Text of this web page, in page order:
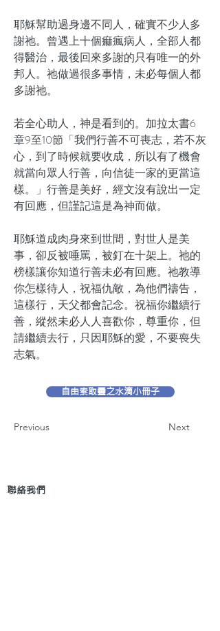
耶穌幫助過身邊不同人，確實不少人多
謝祂。曾遇上十個痲瘋病人，全部人都
得醫治，最後回來多謝的只有唯一的外
邦人。祂做過很多事情，未必每個人都
多謝祂。
若全心助人，神是看到的。加拉太書6
章9至10節「我們行善不可喪志，若不灰
心，到了時候就要收成，所以有了機會
就當向眾人行善，向信徒一家的更當這
樣。」行善是美好，經文沒有說出一定
有回應，但謹記這是為神而做。
耶穌道成肉身來到世間，對世人是美
事，卻反被唾罵，被釘在十架上。祂的
榜樣讓你知道行善未必有回應。祂教導
你怎樣待人，祝福仇敵，為他們禱告，
這樣行，天父都會記念。祝福你繼續行
善，縱然未必人人喜歡你，尊重你，但
請繼續去行，只因耶穌的愛，不要喪失
志氣。
自由索取靈之水滴小冊子
Previous Next
聯絡我們